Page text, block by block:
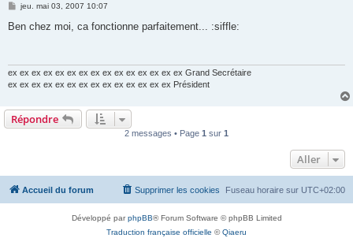
M
s
jeu. mai 03, 2007 10:07
Ben chez moi, ca fonctionne parfaitement... :siffle:
ex ex ex ex ex ex ex ex ex ex ex ex ex ex ex Grand Secrétaire
ex ex ex ex ex ex ex ex ex ex ex ex ex ex Président
Répondre
2 messages • Page 1 sur 1
Aller
Accueil du forum Fuseau horaire sur UTC+02:00
Supprimer les cookies
Développé parphpBB® Forum Software © phpBB Limited
Traduction française officielle ©Qiaeru